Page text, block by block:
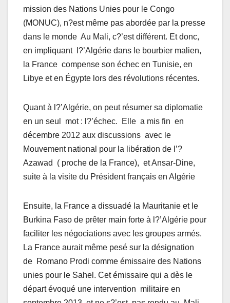
mission des Nations Unies pour le Congo
(MONUC), n?est même pas abordée par la presse
dans le monde Au Mali, c?’est différent. Et donc,
en impliquant l?’Algérie dans le bourbier malien,
la France compense son échec en Tunisie, en
Libye et en Égypte lors des révolutions récentes.
Quant à l?’Algérie, on peut résumer sa diplomatie
en un seul mot : l?’échec. Elle a mis fin en
décembre 2012 aux discussions avec le
Mouvement national pour la libération de l’?
Azawad ( proche de la France), et Ansar-Dine,
suite à la visite du Président français en Algérie
Ensuite, la France a dissuadé la Mauritanie et le
Burkina Faso de prêter main forte à l?’Algérie pour
faciliter les négociations avec les groupes armés.
La France aurait même pesé sur la désignation
de Romano Prodi comme émissaire des Nations
unies pour le Sahel. Cet émissaire qui a dès le
départ évoqué une intervention militaire en